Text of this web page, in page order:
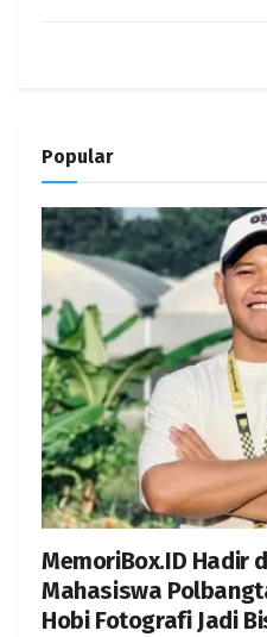
Popular
MemoriBox.ID Hadir
Mahasiswa
Hobi Fotografi Jadi